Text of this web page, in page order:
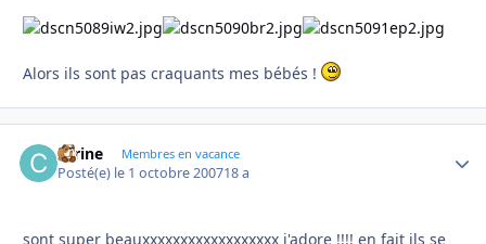
Alors ils sont pas craquants mes bébés !
carine Membres en vacance
Posté(e) le 1 octobre 200718 a
sont super beauxxxxxxxxxxxxxxxxxx j'adore !!!! en fait ils se